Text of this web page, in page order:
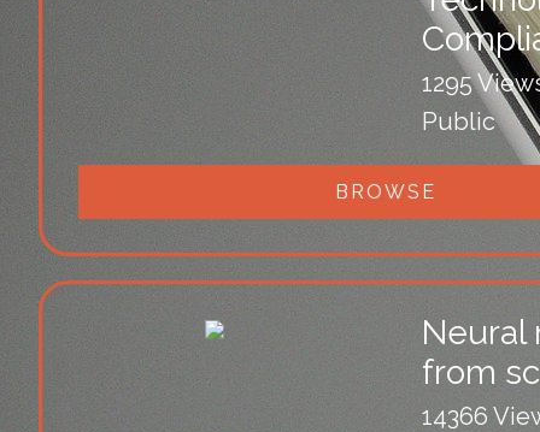
1295
Public
BROWSE
Neural
from
14366